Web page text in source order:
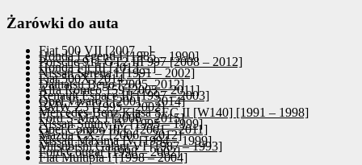
Żarówki do auta
Fiat 500 VII [2007 – ]
Honda Legend I [1985 – 1990]
Porsche 911 GT2 III 997 [2008 – 2012]
Honda Fit III [2013 – ]
Nissan Serena I [1991 – 2002]
Fiat 500X [2014 – ]
Daihatsu Bego [2005–2012]
Alfa Romeo 159 [2005 – 2011]
Renault Espace III [1997 – 2003]
Opel Vivaro I [2001 – 2014]
BMW Z3 [1995 – 2002]
Mercedes-Benz Klasa SEC II [W140] [1991 – 1998]
Ford S-Max I [2006 – 2015]
Nissan Sunny IV [1995 – 1999]
Opel Combo III C [2001 – 2011]
Mazda CX-7 [2006 – 2012]
Nissan Maxima IV [1994 – 1999]
Mitsubishi Galant VI [1987 – 1993]
Ford Cougar [1998 – 2002]
Fiat Multipla I [1998 – 2004]